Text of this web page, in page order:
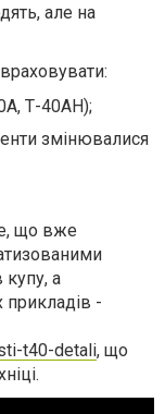
але на
Т-40АН);
змінювалися
що вже
купу, а
прикладів -
t40-detali, що